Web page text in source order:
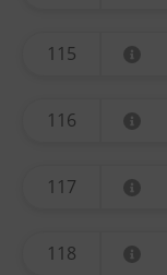
115
116
117
118